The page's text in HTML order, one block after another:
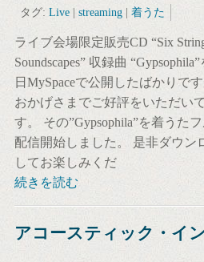
タグ: Live| streaming| 着うた
ライブ会場限定販売CD “Six
Soundscapes” 収録曲
日MySpaceで公開したばかりです
おかげさまでご好評をいただい
す。 その”Gypsophila”を着うた
配信開始しました。 是非ダウン
してお楽しみくだ
続きを読む
アコースティック・イ